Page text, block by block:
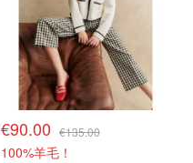
€90.00 €135.00
100%羊毛！